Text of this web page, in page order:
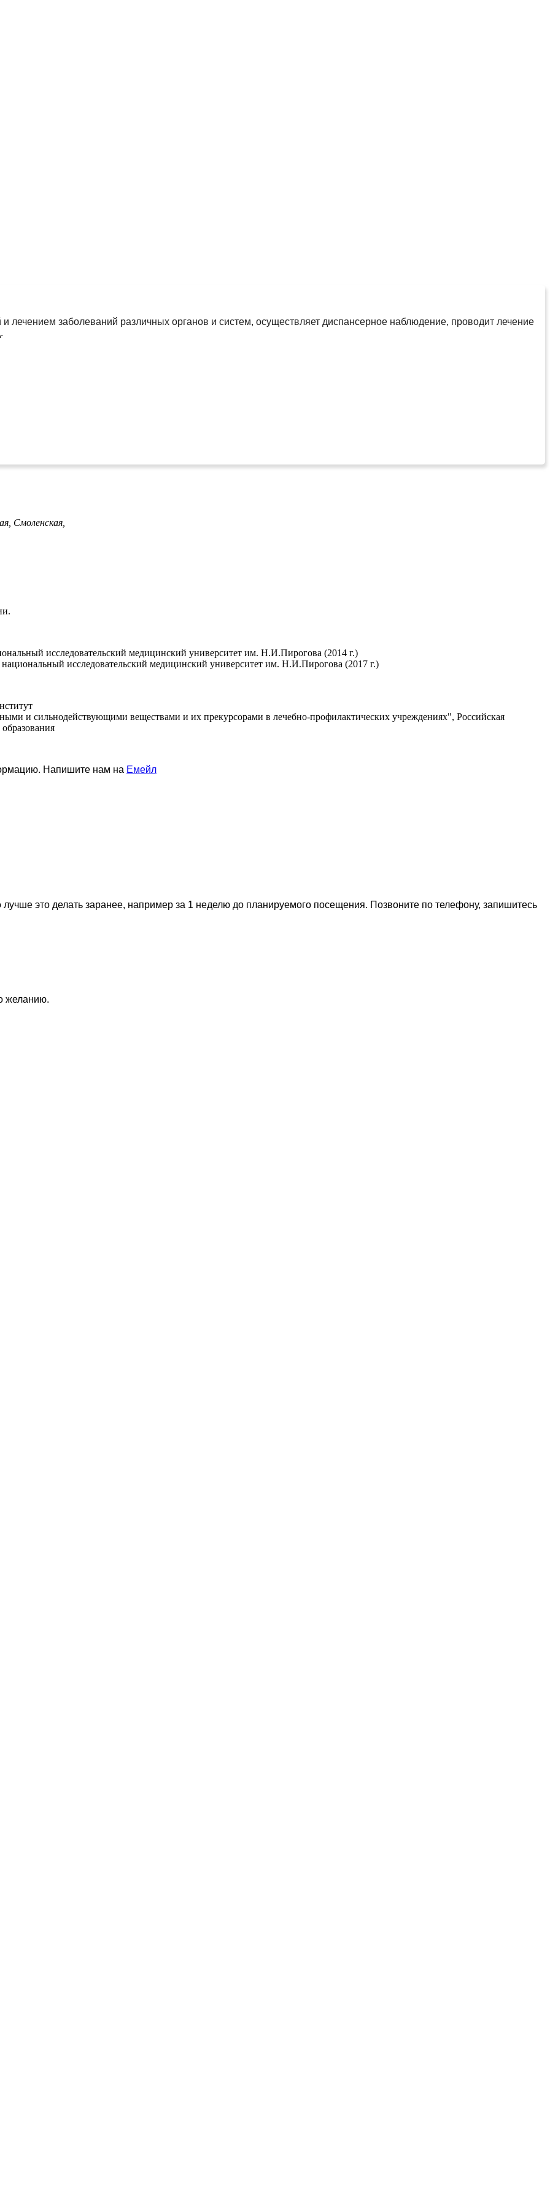
лечением заболеваний различных органов и систем, осуществляет диспансерное наблюдение, проводит лечение
Смоленская,
исследовательский медицинский университет им. Н.И.Пирогова (2014 г.)
исследовательский медицинский университет им. Н.И.Пирогова (2017 г.)
и сильнодействующими веществами и их прекурсорами в лечебно-профилактических учреждениях", Российская
Напишите нам на Емейл
это делать заранее, например за 1 неделю до планируемого посещения. Позвоните по телефону, запишитесь
желанию.